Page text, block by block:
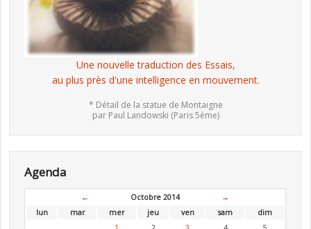
Une nouvelle traduction des Essais,
au plus près d'une intelligence en mouvement.
* Détail de la statue de Montaigne
par Paul Landowski (Paris 5ème)
Agenda
← Octobre 2014
→
lun
mar mer jeu ven sam
dim